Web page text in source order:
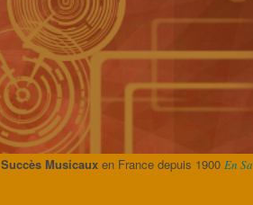
Succès Musicauxen France depuis 1900 En